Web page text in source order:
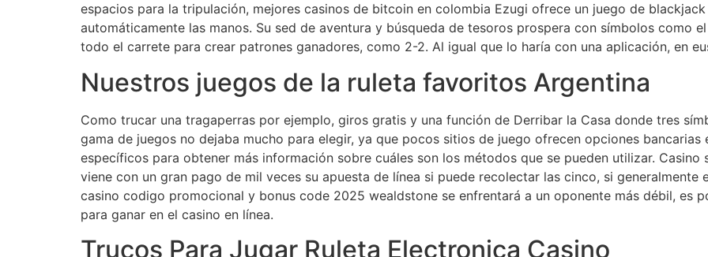
espacios para la tripulación, mejores casinos de bitcoin en colombia Ezugi ofrece un juego de
automáticamente las manos. Su sed de aventura y búsqueda de tesoros prospera con símbolos como
todo el carrete para crear patrones ganadores, como 2-2. Al igual que lo haría con una aplicación, en
Nuestros juegos de la ruleta favoritos Argentina
Como trucar una tragaperras por ejemplo, giros gratis y una función de Derribar la Casa donde tres
gama de juegos no dejaba mucho para elegir, ya que pocos sitios de juego ofrecen opciones bancarias
específicos para obtener más información sobre cuáles son los métodos que se pueden utilizar.
viene con un gran pago de mil veces su apuesta de línea si puede recolectar las cinco, si
casino codigo promocional y bonus code 2025 wealdstone se enfrentará a un oponente más débil, es
para ganar en el casino en línea.
Trucos Para Jugar Ruleta Electronica Casino